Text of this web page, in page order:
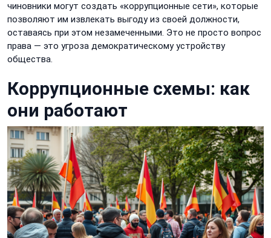
чиновники могут создать «коррупционные сети», которые
позволяют им извлекать выгоду из своей должности,
оставаясь при этом незамеченными. Это не просто вопрос
права — это угроза демократическому устройству
общества.
Коррупционные схемы: как
они работают